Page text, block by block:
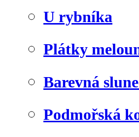
U rybníka
Plátky
Barevná
Podmořská